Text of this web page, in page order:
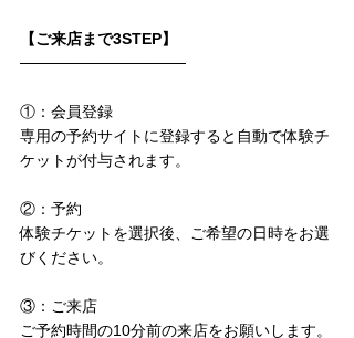
【ご来店まで3STEP】
───────────────
①：会員登録
専用の予約サイトに登録すると自動で体験チ
ケットが付与されます。
②：予約
体験チケットを選択後、ご希望の日時をお選
びください。
③：ご来店
ご予約時間の10分前の来店をお願いします。